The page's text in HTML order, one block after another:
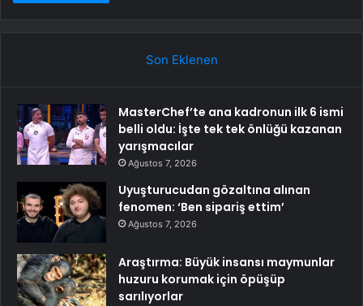
Son Eklenen
MasterChef’te ana kadronun ilk 6 ismi
belli oldu: İşte tek tek önlüğü kazanan
yarışmacılar
Ağustos 7, 2026
Uyuşturucudan gözaltına alınan
fenomen: ‘Ben sipariş ettim’
Ağustos 7, 2026
Araştırma: Büyük insansı maymunlar
huzuru korumak için öpüşüp
sarılıyorlar